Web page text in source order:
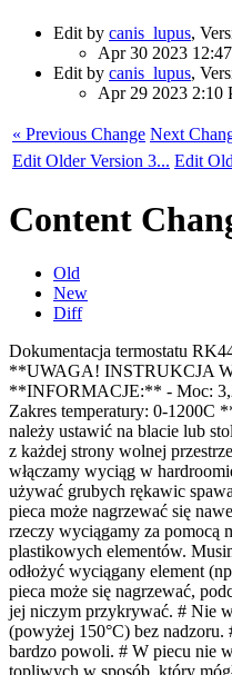
Edit by canis_lupus,
Apr 30 2023
Edit by canis_lupus,
Apr 29 2023 2:10
« Previous Change Next
Edit Older Version 3... Edit
Content
Old
New
Diff
Dokumentacja termostatu
**UWAGA! INSTRUKCJA
**INFORMACJE:** - Moc:
Zakres temperatury: 0-1200C
należy ustawić na blacie lub
z każdej strony wolnej
włączamy wyciąg w
używać grubych rękawic
pieca może nagrzewać się
rzeczy wyciągamy za pomocą
plastikowych elementów.
odłożyć wyciągany element
pieca może się nagrzewać,
jej niczym przykrywać. # Nie
(powyżej 150°C) bez nadzoru.
bardzo powoli. # W piecu nie